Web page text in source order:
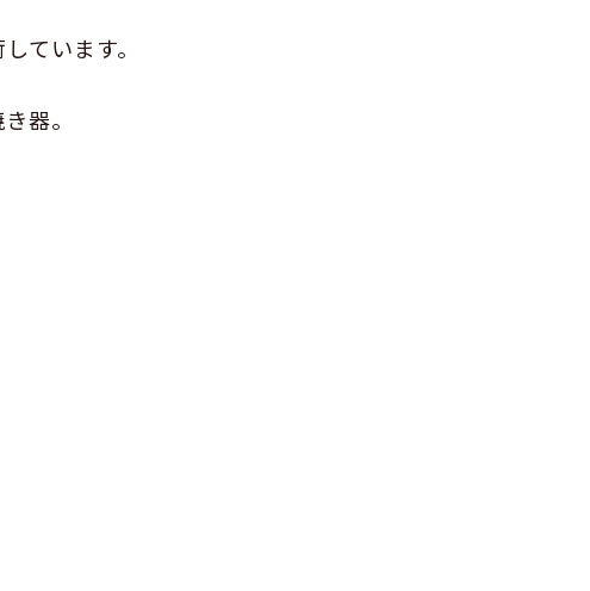
ています。
器。